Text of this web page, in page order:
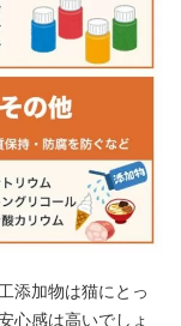
添加物は猫にとっ
心感は高いでしょ